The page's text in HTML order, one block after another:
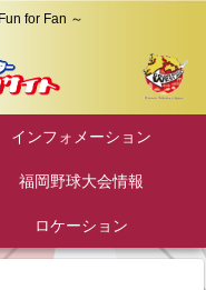
for Fan ～
インフォメーション
福岡野球大会情報
ロケーション